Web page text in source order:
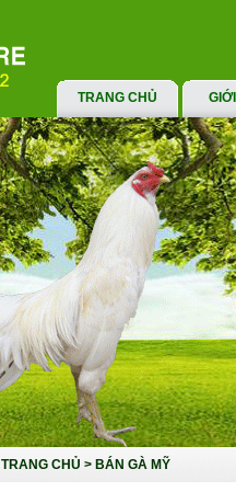
TRANG CHỦ
TRANG CHỦ > BÁN GÀ MỸ